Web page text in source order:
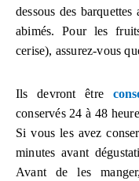
dessous des
abimés. Pour les
cerise), assurez-vous
Ils devront être
conservés 24 à 48
Si vous les avez
minutes avant
Avant de les